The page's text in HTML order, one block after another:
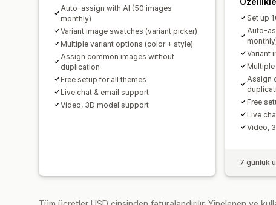
Auto-assign with AI (50 images
monthly)
Variant image swatches (variant picker)
Multiple variant options (color + style)
Assign common images without
duplication
Free setup for all themes
Live chat & email support
Video, 3D model support
Set up
Auto-
Variant
Assign
Free
Live
Video,
7 günlük